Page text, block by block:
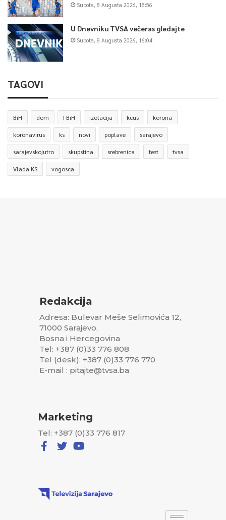
Subota, 8 Augusta 2026, 18:56
U Dnevniku TVSA večeras gledajte
Subota, 8 Augusta 2026, 16:04
TAGOVI
BiH dom FBiH izolacija kcus korona
koronavirus ks novi poplave sarajevo
sarajevskojutro skupstina srebrenica test tvsa
Vlada KS vogosca
Redakcija
Adresa: Bulevar Meše Selimovića 12,
71000 Sarajevo,
Bosna i Hercegovina
Tel: +387 (0)33 776 808
Tel (desk): +387 (0)33 776 770
E-mail : pitajte@tvsa.ba
Marketing
Tel: +387 (0)33 776 817